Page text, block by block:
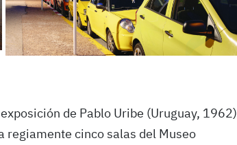
de Pablo Uribe (Uruguay, 1962)
regiamente cinco salas del Museo